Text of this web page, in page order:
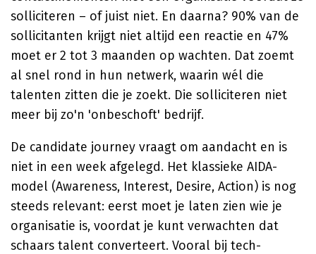
solliciteren – of juist niet. En daarna? 90% van de
sollicitanten krijgt niet altijd een reactie en 47%
moet er 2 tot 3 maanden op wachten. Dat zoemt
al snel rond in hun netwerk, waarin wél die
talenten zitten die je zoekt. Die solliciteren niet
meer bij zo'n 'onbeschoft' bedrijf.
De candidate journey vraagt om aandacht en is
niet in een week afgelegd. Het klassieke AIDA-
model (Awareness, Interest, Desire, Action) is nog
steeds relevant: eerst moet je laten zien wie je
organisatie is, voordat je kunt verwachten dat
schaars talent converteert. Vooral bij tech-